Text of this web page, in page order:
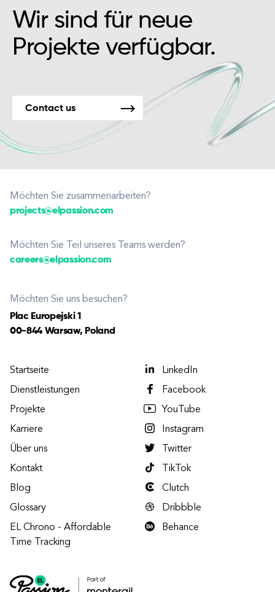
Wir sind für neue
Projekte verfügbar.
Contact us
Möchten Sie zusammenarbeiten?
projects@elpassion.com
Möchten Sie Teil unseres Teams werden?
careers@elpassion.com
Möchten Sie uns besuchen?
Plac Europejski 1
00-844 Warsaw, Poland
Startseite
Dienstleistungen
Projekte
Karriere
Über uns
Kontakt
Blog
Glossary
EL Chrono - Affordable
Time Tracking
LinkedIn
Facebook
YouTube
Instagram
Twitter
TikTok
Clutch
Dribbble
Behance